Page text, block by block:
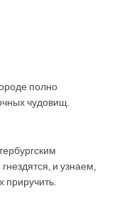
полно
чудовищ.
и узнаем,
приручить.